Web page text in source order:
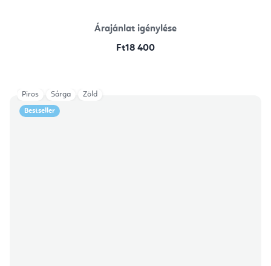
Árajánlat igénylése
Ft18 400
Bestseller
Piros Sárga Zöld